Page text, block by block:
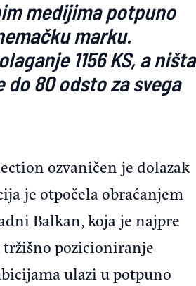
medijima potpuno
marku.
1156 KS, a ništa
80 odsto za svega
ozvaničen je dolazak
je otpočela obraćanjem
Balkan, koja je najpre
tržišno pozicioniranje
ulazi u potpuno